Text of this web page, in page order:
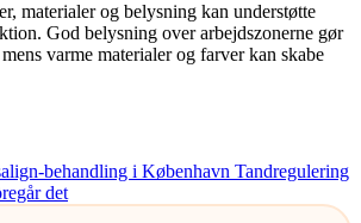
materialer og belysning kan understøtte
God belysning over arbejdszonerne gør
varme materialer og farver kan skabe
Tandregulering
det